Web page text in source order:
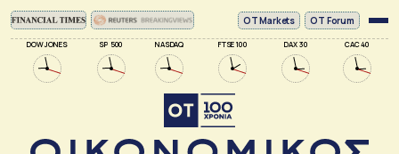
DOW JONES SP 500 NASDAQ FTSE 100 DAX 30 CAC 40
ΟΤ Markets OT Forum